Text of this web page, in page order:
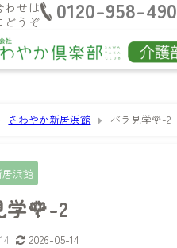
わせは
どうぞ
0120-958-490
さわやか新居浜館 バラ見学🌹-2
浜館
学🌹-2
2026-05-14